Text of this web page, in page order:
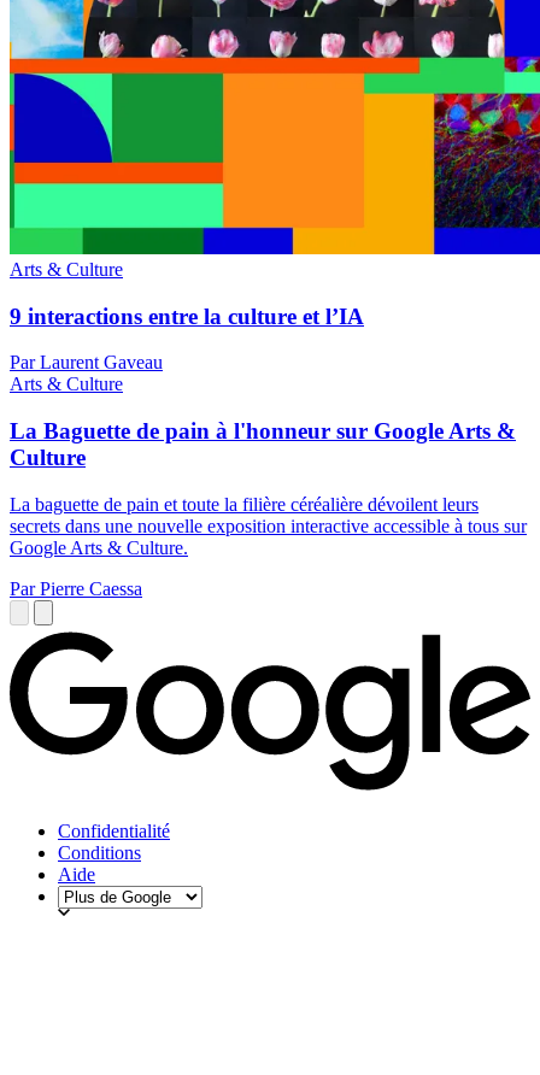
Arts & Culture
9 interactions entre la culture et l’IA
Par Laurent Gaveau
Arts & Culture
La Baguette de pain à l'honneur sur Google Arts &
Culture
La baguette de pain et toute la filière céréalière dévoilent leurs
secrets dans une nouvelle exposition interactive accessible à tous sur
Google Arts & Culture.
Par Pierre Caessa
Confidentialité
Conditions
Aide